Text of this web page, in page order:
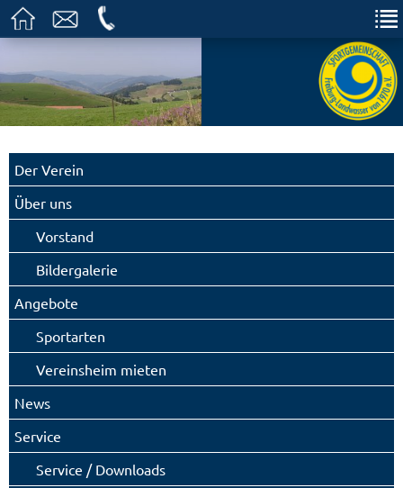
Der Verein
Über uns
Vorstand
Bildergalerie
Angebote
Sportarten
Vereinsheim mieten
News
Service
Service / Downloads